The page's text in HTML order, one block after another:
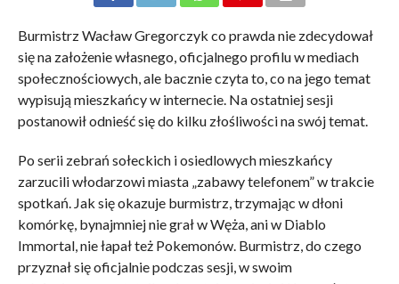
Burmistrz Wacław Gregorczyk co prawda nie zdecydował
się na założenie własnego, oficjalnego profilu w mediach
społecznościowych, ale bacznie czyta to, co na jego temat
wypisują mieszkańcy w internecie. Na ostatniej sesji
postanowił odnieść się do kilku złośliwości na swój temat.
Po serii zebrań sołeckich i osiedlowych mieszkańcy
zarzucili włodarzowi miasta „zabawy telefonem” w trakcie
spotkań. Jak się okazuje burmistrz, trzymając w dłoni
komórkę, bynajmniej nie grał w Węża, ani w Diablo
Immortal, nie łapał też Pokemonów. Burmistrz, do czego
przyznał się oficjalnie podczas sesji, w swoim